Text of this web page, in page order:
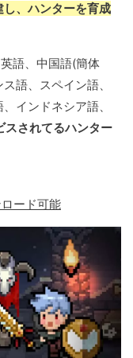
、ハンターを育成
語、中国語(簡体
語、スペイン語、
インドネシア語、
スされてるハンター
ード可能